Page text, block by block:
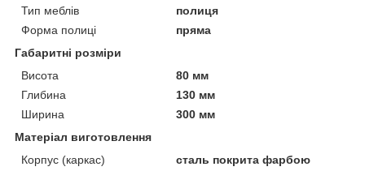
Тип меблів
полиця
Форма полиці
пряма
Габаритні розміри
Висота
80 мм
Глибина
130 мм
Ширина
300 мм
Матеріал виготовлення
Корпус (каркас)
сталь покрита фарбою